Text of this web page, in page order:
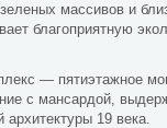
массивов и
благоприятную
— пятиэтажное
с мансардой,
19 века.